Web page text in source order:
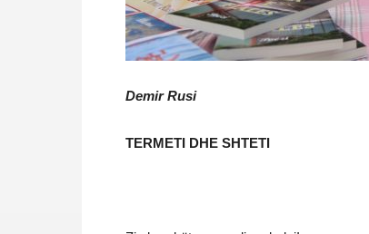
Demir Rusi
TERMETI DHE SHTETI